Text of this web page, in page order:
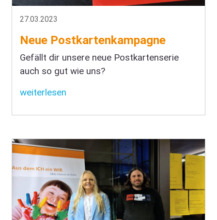
27.03.2023
Neue Postkartenkampagne
Gefällt dir unsere neue Postkartenserie
auch so gut wie uns?
weiterlesen